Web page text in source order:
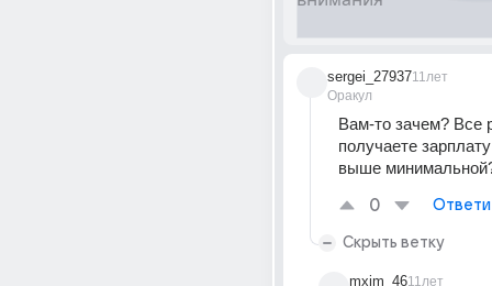
sergei_27937
Оракул
11лет
Вам-то зачем? Все
получаете
выше
0
Скрыть ветку
mxim_4611лет